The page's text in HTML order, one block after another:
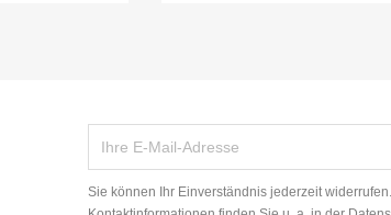
Sie können Ihr Einverständnis jederzeit